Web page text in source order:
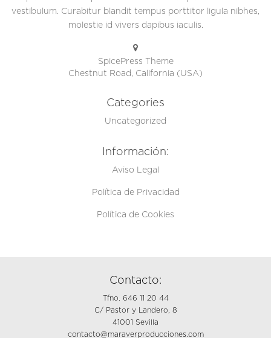
vestibulum. Curabitur blandit tempus porttitor ligula nibhes,
molestie id vivers dapibus iaculis.
SpicePress Theme
Chestnut Road, California (USA)
Categories
Uncategorized
Información:
Aviso Legal
Política de Privacidad
Política de Cookies
Contacto:
Tfno. 646 11 20 44
C/ Pastor y Landero, 8
41001 Sevilla
contacto@maraverproducciones.com